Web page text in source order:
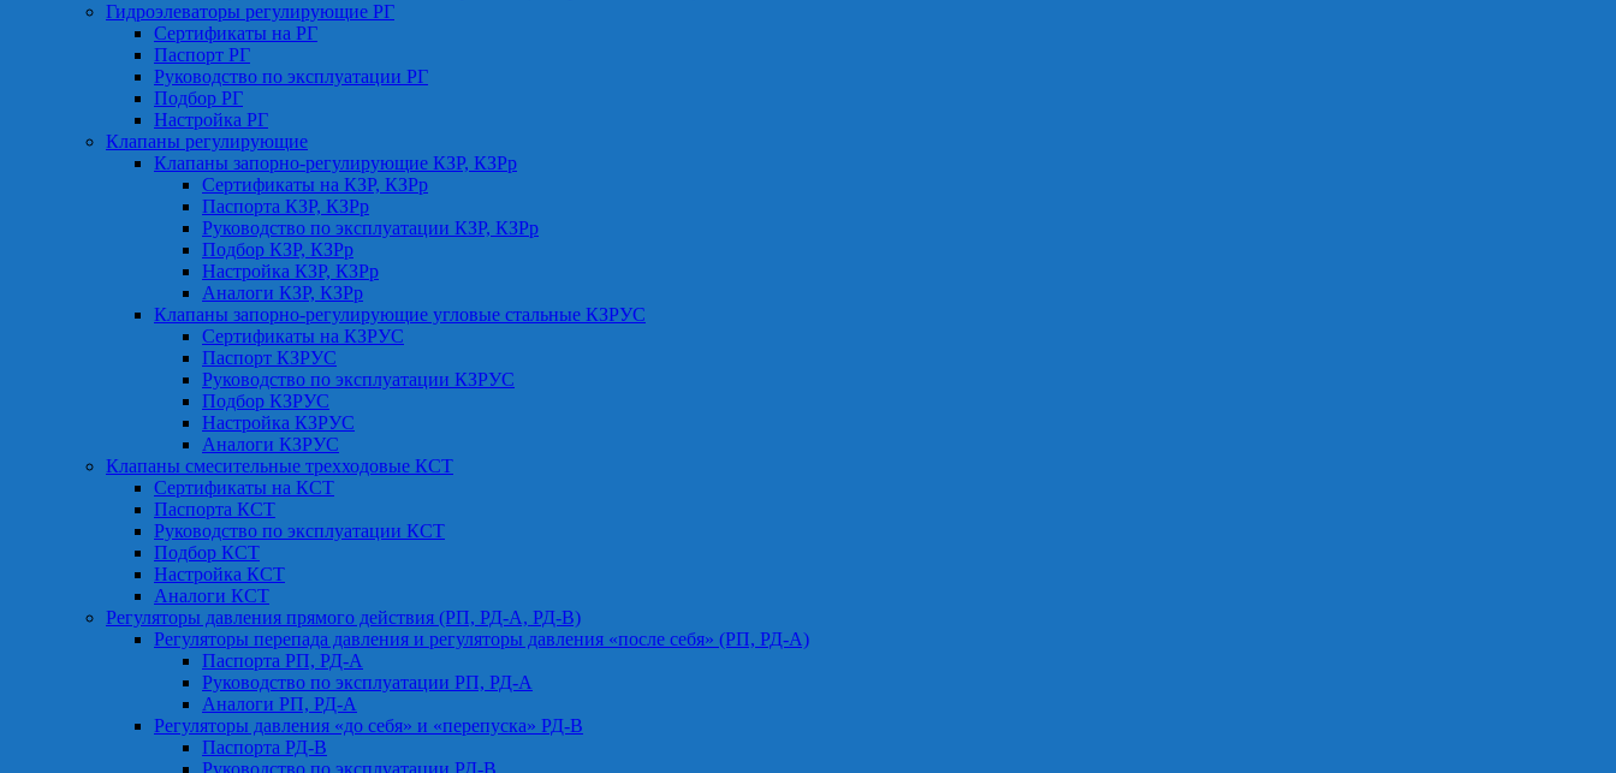
Гидроэлеваторы регулирующие РГ
Сертификаты на РГ
Паспорт РГ
Руководство по эксплуатации РГ
Подбор РГ
Настройка РГ
Клапаны регулирующие
Клапаны запорно-регулирующие КЗР, КЗРр
Сертификаты на КЗР, КЗРр
Паспорта КЗР, КЗРр
Руководство по эксплуатации КЗР, КЗРр
Подбор КЗР, КЗРр
Настройка КЗР, КЗРр
Аналоги КЗР, КЗРр
Клапаны запорно-регулирующие угловые стальные КЗРУС
Сертификаты на КЗРУС
Паспорт КЗРУС
Руководство по эксплуатации КЗРУС
Подбор КЗРУС
Настройка КЗРУС
Аналоги КЗРУС
Клапаны смесительные трехходовые КСТ
Сертификаты на КСТ
Паспорта КСТ
Руководство по эксплуатации КСТ
Подбор КСТ
Настройка КСТ
Аналоги КСТ
Регуляторы давления прямого действия (РП, РД-А, РД-В)
Регуляторы перепада давления и регуляторы давления «после себя» (РП, РД-А)
Паспорта РП, РД-А
Руководство по эксплуатации РП, РД-А
Аналоги РП, РД-А
Регуляторы давления «до себя» и «перепуска» РД-В
Паспорта РД-В
Руководство по эксплуатации РД-В